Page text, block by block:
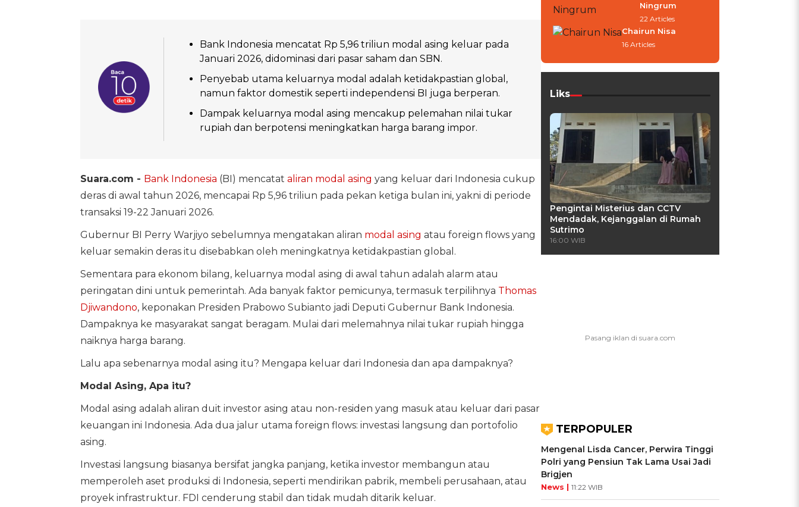
Bank Indonesia mencatat Rp 5,96 triliun modal asing keluar pada
Januari 2026, didominasi dari pasar saham dan SBN.
Penyebab utama keluarnya modal adalah ketidakpastian global,
namun faktor domestik seperti independensi BI juga berperan.
Dampak keluarnya modal asing mencakup pelemahan nilai tukar
rupiah dan berpotensi meningkatkan harga barang impor.
Suara.com - Bank Indonesia (BI) mencatat aliran modal asing yang keluar dari Indonesia cukup
deras di awal tahun 2026, mencapai Rp 5,96 triliun pada pekan ketiga bulan ini, yakni di periode
transaksi 19-22 Januari 2026.
Gubernur BI Perry Warjiyo sebelumnya mengatakan aliran modal asing atau foreign flows yang
keluar semakin deras itu disebabkan oleh meningkatnya ketidakpastian global.
Sementara para ekonom bilang, keluarnya modal asing di awal tahun adalah alarm atau
peringatan dini untuk pemerintah. Ada banyak faktor pemicunya, termasuk terpilihnya Thomas
Djiwandono, keponakan Presiden Prabowo Subianto jadi Deputi Gubernur Bank Indonesia.
Dampaknya ke masyarakat sangat beragam. Mulai dari melemahnya nilai tukar rupiah hingga
naiknya harga barang.
Lalu apa sebenarnya modal asing itu? Mengapa keluar dari Indonesia dan apa dampaknya?
Modal Asing, Apa itu?
Modal asing adalah aliran duit investor asing atau non-residen yang masuk atau keluar dari pasar
keuangan ini Indonesia. Ada dua jalur utama foreign flows: investasi langsung dan portofolio
asing.
Investasi langsung biasanya bersifat jangka panjang, ketika investor membangun atau
memperoleh aset produksi di Indonesia, seperti mendirikan pabrik, membeli perusahaan, atau
proyek infrastruktur. FDI cenderung stabil dan tidak mudah ditarik keluar.
Ningrum
22 Articles
Chairun Nisa
16 Articles
Liks
Pengintai Misterius dan CCTV
Mendadak, Kejanggalan di Rumah
Sutrimo
16:00 WIB
TERPOPULER
Mengenal Lisda Cancer, Perwira Tinggi
Polri yang Pensiun Tak Lama Usai Jadi
Brigjen
News | 11:22 WIB